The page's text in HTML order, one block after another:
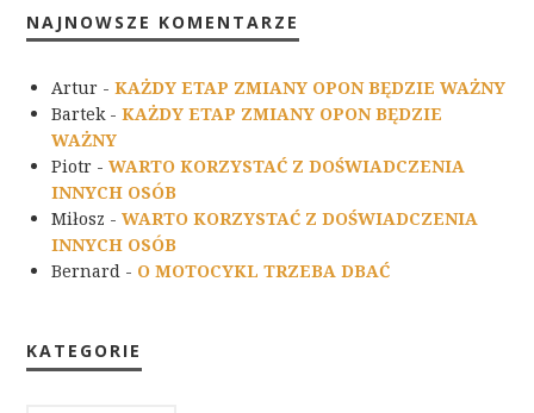
NAJNOWSZE KOMENTARZE
Artur -KAŻDY ETAP ZMIANY OPON BĘDZIE WAŻNY
Bartek-KAŻDY ETAP ZMIANY OPON BĘDZIE
WAŻNY
Piotr -WARTO KORZYSTAĆ Z DOŚWIADCZENIA
INNYCH OSÓB
Miłosz -WARTO KORZYSTAĆ Z DOŚWIADCZENIA
INNYCH OSÓB
Bernard - O MOTOCYKL TRZEBA DBAĆ
KATEGORIE